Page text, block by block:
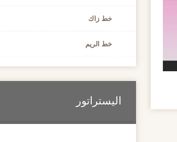
خط زاك
خط الريم
اليستراتور